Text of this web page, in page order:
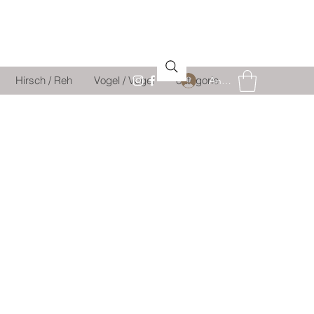
Hirsch / Reh Vogel / Vogel catégorieAnmelden